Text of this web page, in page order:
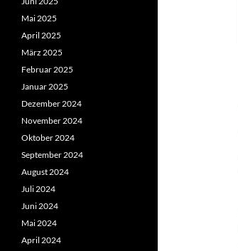
Mai 2025
April 2025
März 2025
Februar 2025
Januar 2025
Dezember 2024
November 2024
Oktober 2024
September 2024
August 2024
Juli 2024
Juni 2024
Mai 2024
April 2024